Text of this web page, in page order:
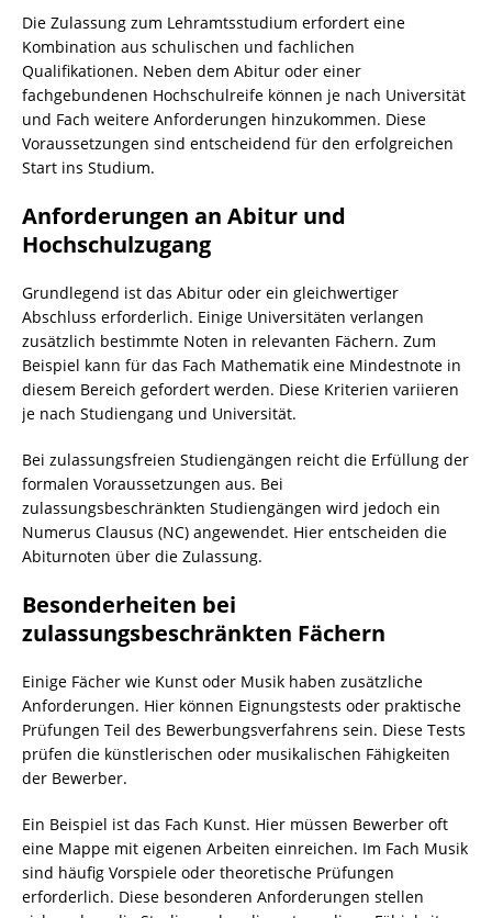
Die Zulassung zum Lehramtsstudium erfordert eine
Kombination aus schulischen und fachlichen
Qualifikationen. Neben dem Abitur oder einer
fachgebundenen Hochschulreife können je nach Universität
und Fach weitere Anforderungen hinzukommen. Diese
Voraussetzungen sind entscheidend für den erfolgreichen
Start ins Studium.
Anforderungen an Abitur und
Hochschulzugang
Grundlegend ist das Abitur oder ein gleichwertiger
Abschluss erforderlich. Einige Universitäten verlangen
zusätzlich bestimmte Noten in relevanten Fächern. Zum
Beispiel kann für das Fach Mathematik eine Mindestnote in
diesem Bereich gefordert werden. Diese Kriterien variieren
je nach Studiengang und Universität.
Bei zulassungsfreien Studiengängen reicht die Erfüllung der
formalen Voraussetzungen aus. Bei
zulassungsbeschränkten Studiengängen wird jedoch ein
Numerus Clausus (NC) angewendet. Hier entscheiden die
Abiturnoten über die Zulassung.
Besonderheiten bei
zulassungsbeschränkten Fächern
Einige Fächer wie Kunst oder Musik haben zusätzliche
Anforderungen. Hier können Eignungstests oder praktische
Prüfungen Teil des Bewerbungsverfahrens sein. Diese Tests
prüfen die künstlerischen oder musikalischen Fähigkeiten
der Bewerber.
Ein Beispiel ist das Fach Kunst. Hier müssen Bewerber oft
eine Mappe mit eigenen Arbeiten einreichen. Im Fach Musik
sind häufig Vorspiele oder theoretische Prüfungen
erforderlich. Diese besonderen Anforderungen stellen